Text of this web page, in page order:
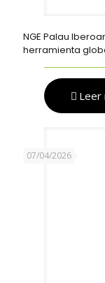
NGE Palau
herramienta
Leer
07/04/2026